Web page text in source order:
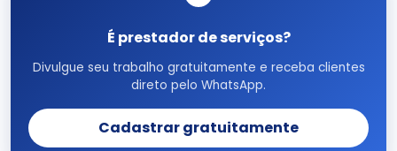
É prestador de serviços?
Divulgue seu trabalho gratuitamente e receba clientes
direto pelo WhatsApp.
Cadastrar gratuitamente